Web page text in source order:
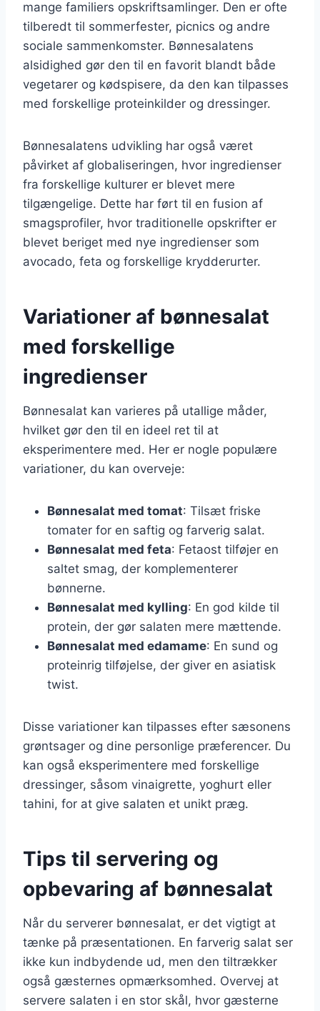
mange familiers opskriftsamlinger. Den er ofte
tilberedt til sommerfester, picnics og andre
sociale sammenkomster. Bønnesalatens
alsidighed gør den til en favorit blandt både
vegetarer og kødspisere, da den kan tilpasses
med forskellige proteinkilder og dressinger.
Bønnesalatens udvikling har også været
påvirket af globaliseringen, hvor ingredienser
fra forskellige kulturer er blevet mere
tilgængelige. Dette har ført til en fusion af
smagsprofiler, hvor traditionelle opskrifter er
blevet beriget med nye ingredienser som
avocado, feta og forskellige krydderurter.
Variationer af bønnesalat
med forskellige
ingredienser
Bønnesalat kan varieres på utallige måder,
hvilket gør den til en ideel ret til at
eksperimentere med. Her er nogle populære
variationer, du kan overveje:
Bønnesalat med tomat: Tilsæt friske
tomater for en saftig og farverig salat.
Bønnesalat med feta: Fetaost tilføjer en
saltet smag, der komplementerer
bønnerne.
Bønnesalat med kylling: En god kilde til
protein, der gør salaten mere mættende.
Bønnesalat med edamame: En sund og
proteinrig tilføjelse, der giver en asiatisk
twist.
Disse variationer kan tilpasses efter sæsonens
grøntsager og dine personlige præferencer. Du
kan også eksperimentere med forskellige
dressinger, såsom vinaigrette, yoghurt eller
tahini, for at give salaten et unikt præg.
Tips til servering og
opbevaring af bønnesalat
Når du serverer bønnesalat, er det vigtigt at
tænke på præsentationen. En farverig salat ser
ikke kun indbydende ud, men den tiltrækker
også gæsternes opmærksomhed. Overvej at
servere salaten i en stor skål, hvor gæsterne